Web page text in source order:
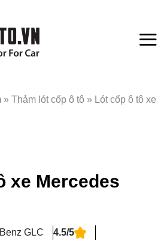
» Thảm lót cốp ô tô » Lót cốp ô tô xe
xe Mercedes
GLC
4.5/5